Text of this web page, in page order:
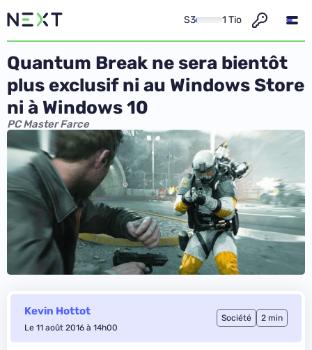
S3 1 Tio
Quantum Break ne sera bientôt
plus exclusif ni au Windows Store
ni à Windows 10
PC Master Farce
Kevin Hottot
Le 11 août 2016 à 14h00
Société 2 min